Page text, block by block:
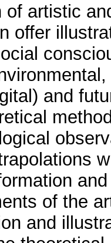
of artistic
offer
and
of the
and